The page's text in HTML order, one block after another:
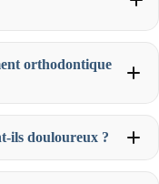
orthodontique
ils douloureux ?